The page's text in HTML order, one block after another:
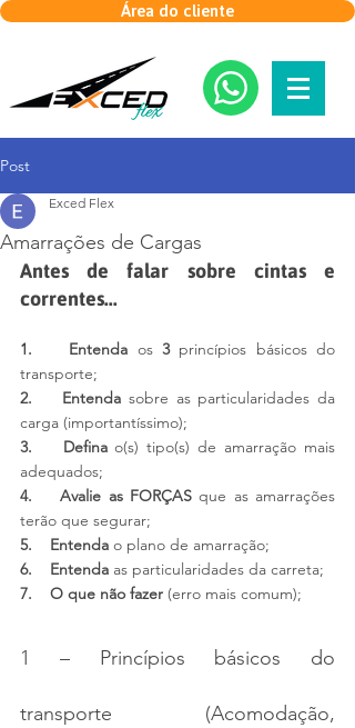
Área do cliente
Post
Amarrações de Cargas
Exced Flex
Antes de falar sobre cintas e
correntes...
1.    Entenda os 3 princípios básicos do
transporte;
2.    Entenda sobre as particularidades da
carga (importantíssimo);
3.    Defina o(s) tipo(s) de amarração mais
adequados;
4.    Avalie as FORÇAS que as amarrações
terão que segurar;
5.    Entenda o plano de amarração;
6.    Entenda as particularidades da carreta;
7.    O que não fazer (erro mais comum);
1 – Princípios básicos do
transporte (Acomodação,